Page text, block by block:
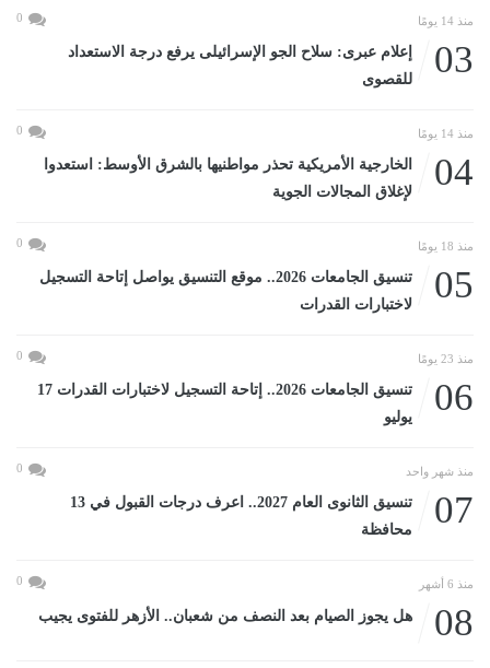
منذ 14 يومًا 0
03
إعلام عبرى: سلاح الجو الإسرائيلى يرفع درجة الاستعداد
للقصوى
منذ 14 يومًا 0
04
الخارجية الأمريكية تحذر مواطنيها بالشرق الأوسط: استعدوا
لإغلاق المجالات الجوية
منذ 18 يومًا 0
05
تنسيق الجامعات 2026.. موقع التنسيق يواصل إتاحة التسجيل
لاختبارات القدرات
منذ 23 يومًا 0
06
تنسيق الجامعات 2026.. إتاحة التسجيل لاختبارات القدرات 17
يوليو
منذ شهر واحد 0
07
تنسيق الثانوى العام 2027.. اعرف درجات القبول في 13
محافظة
منذ 6 أشهر 0
08 هل يجوز الصيام بعد النصف من شعبان.. الأزهر للفتوى يجيب